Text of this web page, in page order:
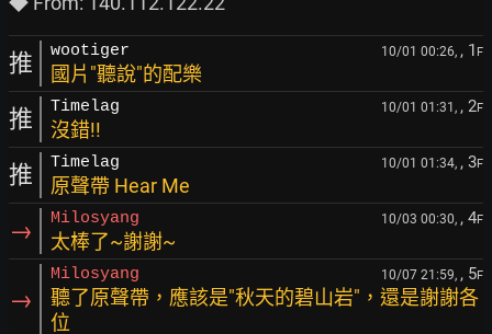
推 wootiger 10/01 00:26, , 1 F
國片"聽說"的配樂
推 Timelag 10/01 01:31, , 2F
沒錯!!
推 Timelag 10/01 01:34, , 3F
原聲帶 Hear Me
→ Milosyang 10/03 00:30, , 4F
太棒了~謝謝~
→
Milosyang 10/07 21:59, , 5F
聽了原聲帶，應該是"秋天的碧山岩"，還是謝謝各
位